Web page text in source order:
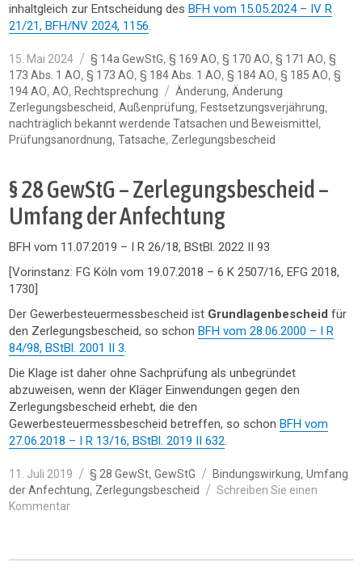
inhaltgleich zur Entscheidung desBFH vom 15.05.2024 – IV R
21/21, BFH/NV 2024, 1156.
Veröffentlicht
am
15. Mai 2024 Kategorien
§ 14a GewStG,§ 169 AO,§ 170 AO,§ 171 AO,§
173 Abs. 1 AO,§ 173 AO,§ 184 Abs. 1 AO,§ 184 AO,§ 185 AO,§
194 AO,AO,Rechtsprechung Schlagwörter
Änderung,Änderung
Zerlegungsbescheid,Außenprüfung,Festsetzungsverjährung,
nachträglich bekannt werdende Tatsachen und Beweismittel ,
Prüfungsanordnung,Tatsache, Zerlegungsbescheid
§ 28 GewStG – Zerlegungsbescheid –
Umfang der Anfechtung
BFH vom 11.07.2019 – I R 26/18, BStBl. 2022 II 93
[Vorinstanz: FG Köln vom 19.07.2018 – 6 K 2507/16, EFG 2018,
1730]
Der Gewerbesteuermessbescheid ist Grundlagenbescheidfür
den Zerlegungsbescheid, so schonBFH vom 28.06.2000 – I R
84/98, BStBl. 2001 II 3.
Die Klage ist daher ohne Sachprüfung als unbegründet
abzuweisen, wenn der Kläger Einwendungen gegen den
Zerlegungsbescheid erhebt, die den
Gewerbesteuermessbescheid betreffen, so schonBFH vom
27.06.2018 – I R 13/16, BStBl. 2019 II 632.
Veröffentlicht
am
11. Juli 2019 Kategorien
§ 28 GewSt,GewStG Schlagwörter
Bindungswirkung,Umfang
der Anfechtung, Zerlegungsbescheid
Schreiben Sie einen
Kommentarzu